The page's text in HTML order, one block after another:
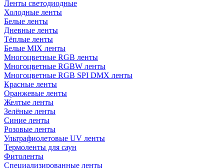
Ленты светодиодные
Холодные ленты
Белые ленты
Дневные ленты
Тёплые ленты
Белые MIX ленты
Многоцветные RGB ленты
Многоцветные RGBW ленты
Многоцветные RGB SPI DMX ленты
Красные ленты
Оранжевые ленты
Желтые ленты
Зелёные ленты
Синие ленты
Розовые ленты
Ультрафиолетовые UV ленты
Термоленты для саун
Фитоленты
Специализированные ленты